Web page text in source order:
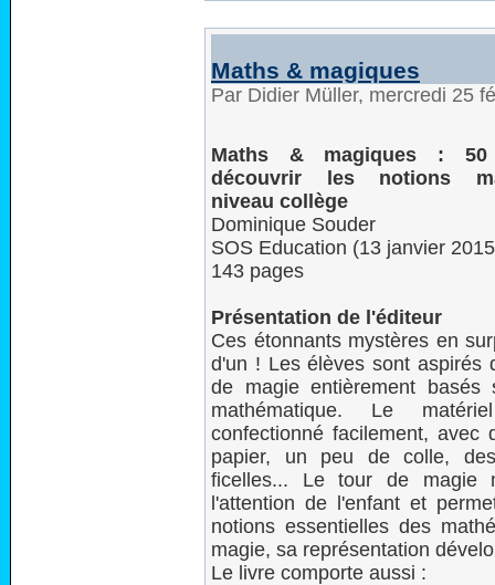
Maths & magiques
Par Didier Müller, mercredi 25
Maths & magiques :
découvrir les notions
niveau collège
Dominique Souder
SOS Education (13 janvier
143 pages
Présentation de l'éditeur
Ces étonnants mystères en
d'un ! Les élèves sont aspirés
de magie entièrement basés
mathématique. Le
confectionné facilement, avec
papier, un peu de colle,
ficelles... Le tour de magie
l'attention de l'enfant et
notions essentielles des
magie, sa représentation
Le livre comporte aussi :